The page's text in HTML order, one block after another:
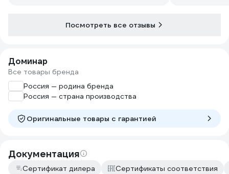
Посмотреть все отзывы
Доминар
Все товары бренда
Россия — родина бренда
Россия — страна производства
Оригинальные товары c гарантией
Документация
Сертификат дилера Сертификаты соответствия